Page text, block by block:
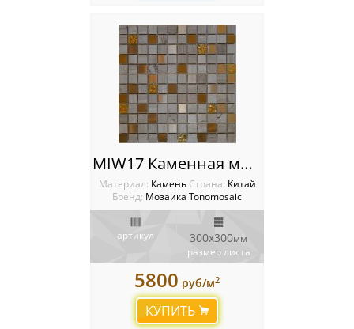
Каменная мозаика
Керамическая мозаика
Мозаика из камня и стекла
Мозаика из стекла
Мозаика Опера Декора MIW17 Каменная мозаика Tonomosaic
Материал: Камень Cтрана: Китай
Бренд: Мозаика Tonomosaic
артикул 300х300мм
размер листа
5800 руб/м2
КУПИТЬ